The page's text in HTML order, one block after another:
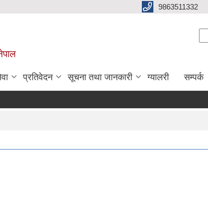
9863511332
प्रतिवेदन सूचना तथा जानकारी ग्यालरी सम्पर्क